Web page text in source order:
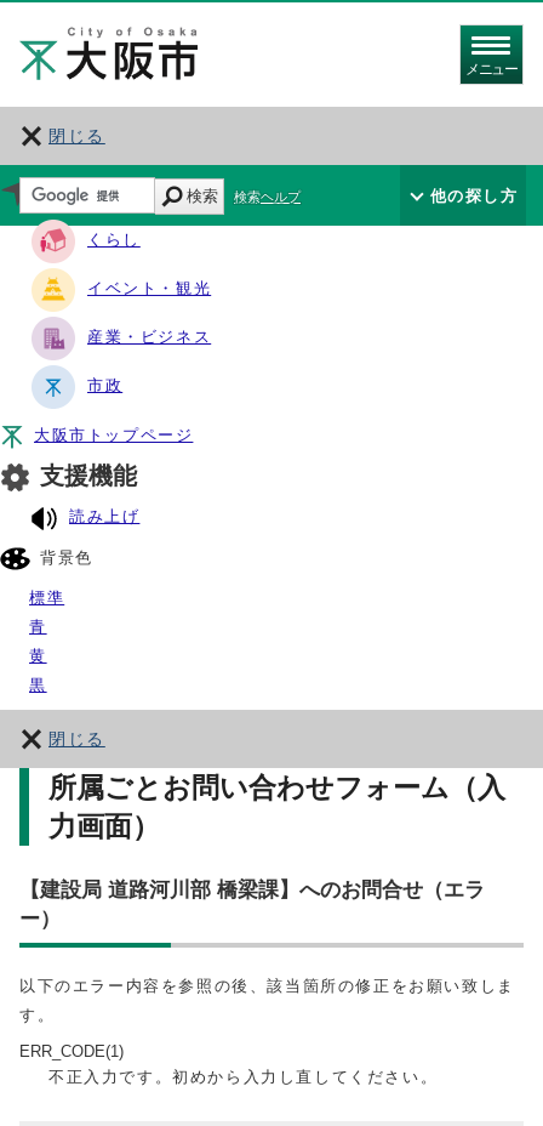
メニュー
閉じる
サイト・ナビ
くらし
イベント・観光
産業・ビジネス
市政
大阪市トップページ
支援機能
読み上げ
背景色
標準
青
黄
黒
閉じる
検索 検索ヘルプ 他の探し方
所属ごとお問い合わせフォーム（入
力画面）
【建設局 道路河川部 橋梁課】へのお問合せ（エラ
ー）
以下のエラー内容を参照の後、該当箇所の修正をお願い致しま
す。
ERR_CODE(1)
不正入力です。初めから入力し直してください。